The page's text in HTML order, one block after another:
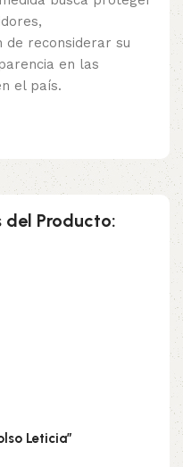
de reconsiderar su
en las
el país.
del Producto:
Leticia”